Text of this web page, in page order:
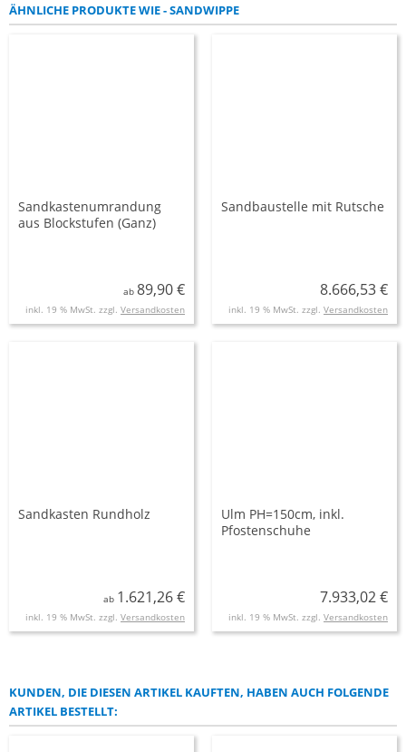
ÄHNLICHE PRODUKTE WIE - SANDWIPPE
Sandkastenumrandung
aus Blockstufen (Ganz)
ab 89,90 €
inkl. 19 % MwSt. zzgl. Versandkosten
Sandbaustelle mit Rutsche
8.666,53 €
inkl. 19 % MwSt. zzgl. Versandkosten
Sandkasten Rundholz
ab 1.621,26 €
inkl. 19 % MwSt. zzgl. Versandkosten
Ulm PH=150cm, inkl.
Pfostenschuhe
7.933,02 €
inkl. 19 % MwSt. zzgl. Versandkosten
KUNDEN, DIE DIESEN ARTIKEL KAUFTEN, HABEN AUCH FOLGENDE
ARTIKEL BESTELLT: